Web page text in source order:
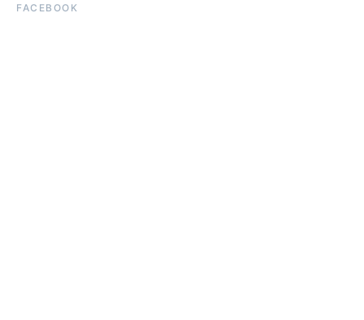
FACEBOOK